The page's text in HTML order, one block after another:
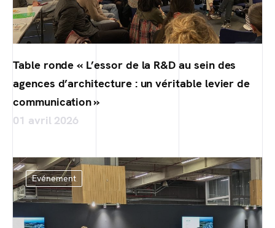
Table ronde « L’essor de la R&D au sein des
agences d’architecture : un véritable levier de
communication »
01 avril 2026
Evénement